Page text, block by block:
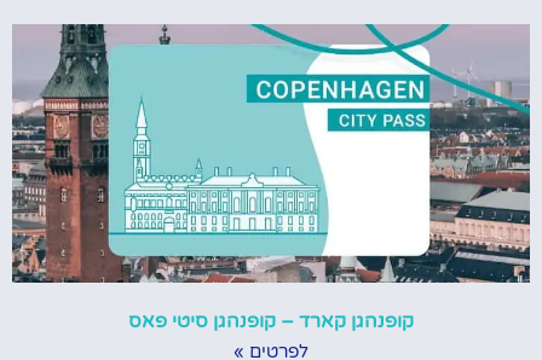
קופנהגן קארד – קופנהגן סיטי פאס
לפרטים »